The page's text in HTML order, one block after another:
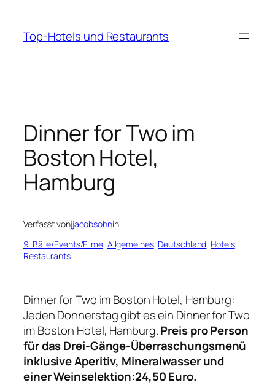
springen
Top-Hotels und Restaurants
Dinner for Two im
Boston Hotel,
Hamburg
Verfasst vonjjacobsohnin
9. Bälle/Events/Filme, Allgemeines, Deutschland, Hotels
Restaurants
Dinner for Two im Boston Hotel, Hamburg:
Jeden Donnerstag gibt es ein Dinner for Two
im Boston Hotel, Hamburg.Preis pro Person
für das Drei-Gänge-Überraschungsmenü
inklusive Aperitiv, Mineralwasser und
einer Weinselektion:24,50 Euro.